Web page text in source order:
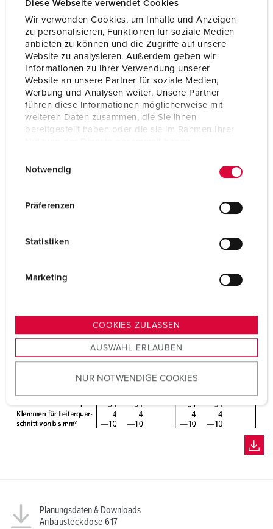
Diese Webseite verwendet Cookies
Wir verwenden Cookies, um Inhalte und Anzeigen
zu personalisieren, Funktionen für soziale Medien
anbieten zu können und die Zugriffe auf unsere
Website zu analysieren. Außerdem geben wir
Informationen zu Ihrer Verwendung unserer
Website an unsere Partner für soziale Medien,
Werbung und Analysen weiter. Unsere Partner
führen diese Informationen möglicherweise mit
weiteren Daten zusammen, die Sie ihnen
bereitgestellt haben oder die sie im Rahmen Ihrer
s
u
w
a
h
Notwendig
Präferenzen
Statistiken
Marketing
COOKIES ZULASSEN
AUSWAHL ERLAUBEN
NUR NOTWENDIGE COOKIES
Flansch 55x55 mm
Bohrloch 45x45 mm
Gewicht 108 g
Prüfzeichen
EAC
CQC
Planungsdaten & Downloads
Anbausteckdose 617